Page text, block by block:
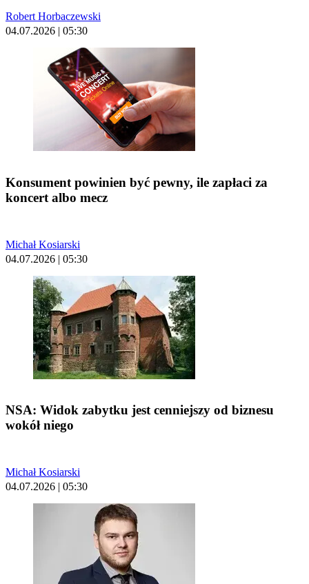
Robert Horbaczewski
04.07.2026 | 05:30
Konsument powinien być pewny, ile zapłaci za
koncert albo mecz
Michał Kosiarski
04.07.2026 | 05:30
NSA: Widok zabytku jest cenniejszy od biznesu
wokół niego
Michał Kosiarski
04.07.2026 | 05:30